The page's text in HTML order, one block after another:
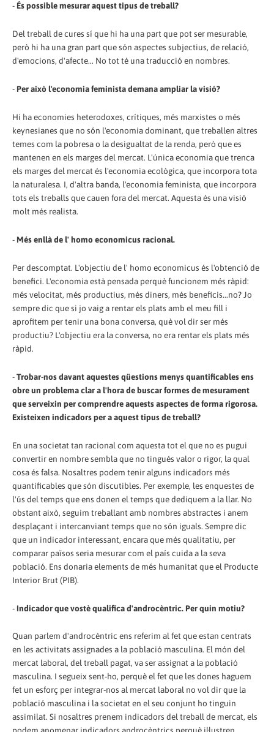
- És possible mesurar aquest tipus de treball?
Del treball de cures sí que hi ha una part que pot ser mesurable,
però hi ha una gran part que són aspectes subjectius, de relació,
d'emocions, d'afecte... No tot té una traducció en nombres.
- Per això l'economia feminista demana ampliar la visió?
Hi ha economies heterodoxes, crítiques, més marxistes o més
keynesianes que no són l'economia dominant, que treballen altres
temes com la pobresa o la desigualtat de la renda, però que es
mantenen en els marges del mercat. L'única economia que trenca
els marges del mercat és l'economia ecològica, que incorpora tota
la naturalesa. I, d'altra banda, l'economia feminista, que incorpora
tots els treballs que cauen fora del mercat. Aquesta és una visió
molt més realista.
- Més enllà de l' homo economicus racional.
Per descomptat. L'objectiu de l' homo economicus és l'obtenció de
benefici. L'economia està pensada perquè funcionem més ràpid:
més velocitat, més productius, més diners, més beneficis...no? Jo
sempre dic que si jo vaig a rentar els plats amb el meu fill i
aprofitem per tenir una bona conversa, què vol dir ser més
productiu? L'objectiu era la conversa, no era rentar els plats més
ràpid.
-Trobar-nos davant aquestes qüestions menys quantificables ens
obre un problema clar a l'hora de buscar formes de mesurament
que serveixin per comprendre aquests aspectes de forma rigorosa.
Existeixen indicadors per a aquest tipus de treball?
En una societat tan racional com aquesta tot el que no es pugui
convertir en nombre sembla que no tingués valor o rigor, la qual
cosa és falsa. Nosaltres podem tenir alguns indicadors més
quantificables que són discutibles. Per exemple, les enquestes de
l'ús del temps que ens donen el temps que dediquem a la llar. No
obstant això, seguim treballant amb nombres abstractes i anem
desplaçant i intercanviant temps que no són iguals. Sempre dic
que un indicador interessant, encara que més qualitatiu, per
comparar països seria mesurar com el país cuida a la seva
població. Ens donaria elements de més humanitat que el Producte
Interior Brut (PIB).
- Indicador que vostè qualifica d'androcèntric. Per quin motiu?
Quan parlem d'androcèntric ens referim al fet que estan centrats
en les activitats assignades a la població masculina. El món del
mercat laboral, del treball pagat, va ser assignat a la població
masculina. I segueix sent-ho, perquè el fet que les dones haguem
fet un esforç per integrar-nos al mercat laboral no vol dir que la
població masculina i la societat en el seu conjunt ho tinguin
assimilat. Si nosaltres prenem indicadors del treball de mercat, els